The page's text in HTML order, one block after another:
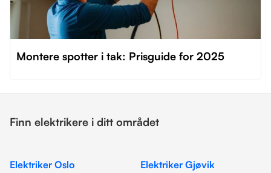
Montere spotter i tak: Prisguide for 2025
Finn elektrikere i ditt området
Elektriker Oslo
Elektriker Gjøvik